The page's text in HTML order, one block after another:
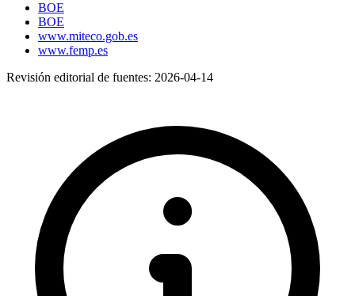
BOE
BOE
www.miteco.gob.es
www.femp.es
Revisión editorial de fuentes: 2026-04-14